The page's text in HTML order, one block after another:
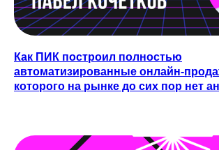
Как ПИК построил полностью
автоматизированные онлайн-
которого на рынке до сих пор нет